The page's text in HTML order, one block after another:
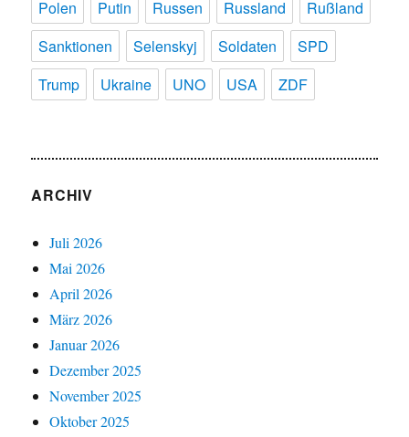
Polen
Putin Russen Russland
Rußland
Sanktionen
Selenskyj Soldaten
SPD
Trump
Ukraine UNO USA ZDF
ARCHIV
Juli 2026
Mai 2026
April 2026
März 2026
Januar 2026
Dezember 2025
November 2025
Oktober 2025